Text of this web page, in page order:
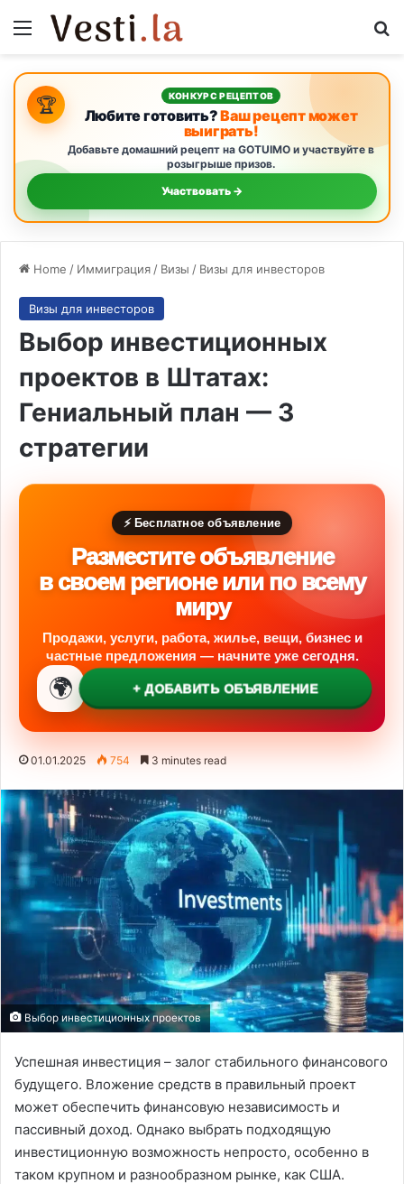
Menu
🏆 КОНКУРС РЕЦЕПТОВ
Любите готовить?Ваш рецепт может
выиграть!
Добавьте домашний рецепт на GOTUIMO и участвуйте в
розыгрыше призов.
Участвовать →
Home / Иммиграция / Визы / Визы для инвесторов
Визы для инвесторов
Выбор инвестиционных
проектов в Штатах:
Гениальный план — 3
стратегии
⚡ Бесплатное объявление
Разместите объявление
в своем регионе или по всему
миру
Продажи, услуги, работа, жилье, вещи, бизнес и
частные предложения — начните уже сегодня.
🌍 + ДОБАВИТЬ ОБЪЯВЛЕНИЕ
01.01.2025 754 3 minutes read
Выбор инвестиционных проектов
Успешная инвестиция – залог стабильного финансового
будущего. Вложение средств в правильный проект
может обеспечить финансовую независимость и
пассивный доход. Однако выбрать подходящую
инвестиционную возможность непросто, особенно в
таком крупном и разнообразном рынке, как США.